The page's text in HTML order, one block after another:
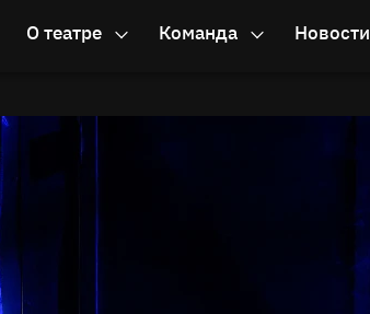
О театре Команда Новости